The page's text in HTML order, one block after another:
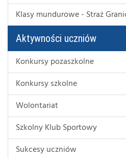
Klasy mundurowe - Straż
Aktywności uczniów
Konkursy pozaszkolne
Konkursy szkolne
Wolontariat
Szkolny Klub Sportowy
Sukcesy uczniów